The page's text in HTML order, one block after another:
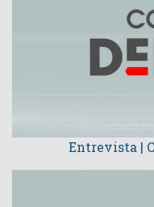
Entrevista |